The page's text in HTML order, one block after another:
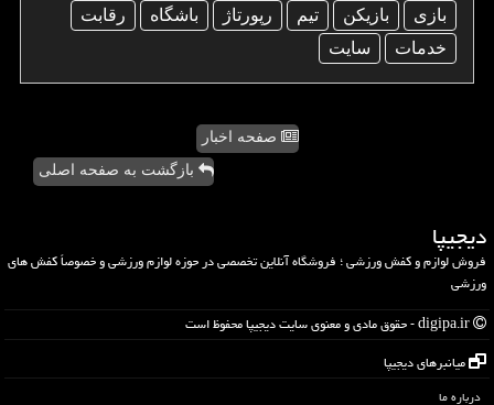
بازی بازیكن تیم رپورتاژ باشگاه
رقابت
خدمات
سایت
صفحه اخبار
بازگشت به صفحه اصلی
دیجیپا
فروش لوازم و کفش ورزشی ؛ فروشگاه آنلاین تخصصی در حوزه لوازم ورزشی و خصوصاً کفش های
ورزشی
میانبرهای دیجیپا
درباره ما